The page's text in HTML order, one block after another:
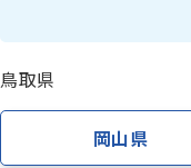
鳥取県
岡山県